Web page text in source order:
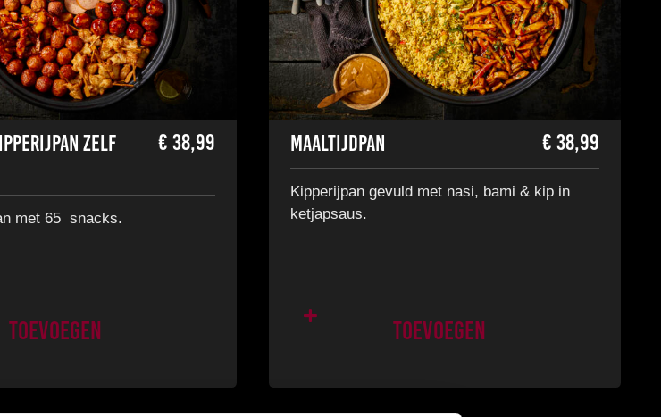
zelf
€ 38,99
met 65 snacks.
Toevoegen
Maaltijdpan € 38,99
Kipperijpan gevuld met nasi, bami & kip in
ketjapsaus.
Toevoegen